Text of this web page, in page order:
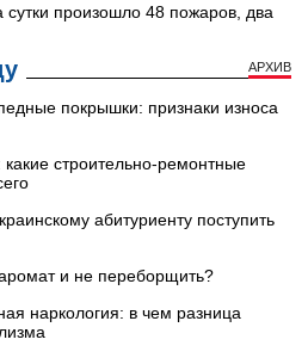
сутки произошло 48 пожаров, два
АРХИВ
покрышки: признаки износа
строительно-ремонтные
абитуриенту поступить
и не переборщить?
наркология: в чем разница